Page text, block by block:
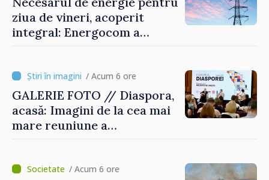
ziua de vineri, acoperit
integral: Energocom a
/ Acum 6 ore
GALERIE FOTO // Diaspora,
acasă: Imagini de la cea mai
mare reuniune a
/ Acum 6 ore